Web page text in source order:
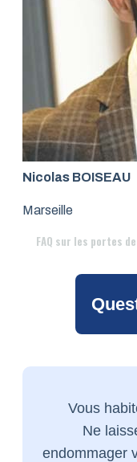
Nicolas BOISEAU
Marseille
FAQ sur les portes
Vous
Ne
endommager